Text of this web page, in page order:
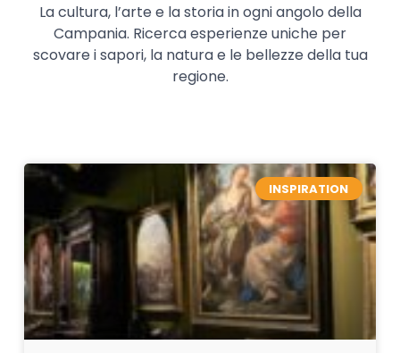
La cultura, l’arte e la storia in ogni angolo della
Campania. Ricerca esperienze uniche per
scovare i sapori, la natura e le bellezze della tua
regione.
INSPIRATION